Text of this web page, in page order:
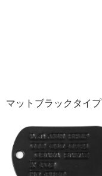
マットブラックタイプ